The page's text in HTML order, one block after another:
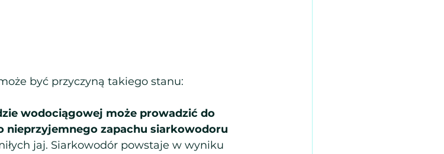
być przyczyną takiego stanu:
wodociągowej może prowadzić do
zapachu siarkowodoru
jaj. Siarkowodór powstaje w wyniku